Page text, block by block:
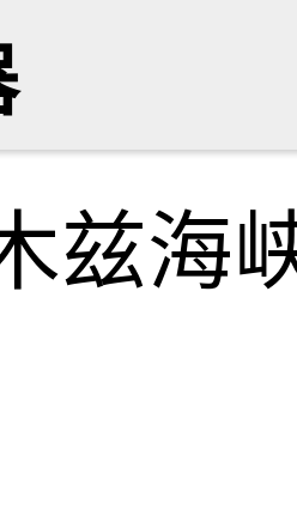
兹海